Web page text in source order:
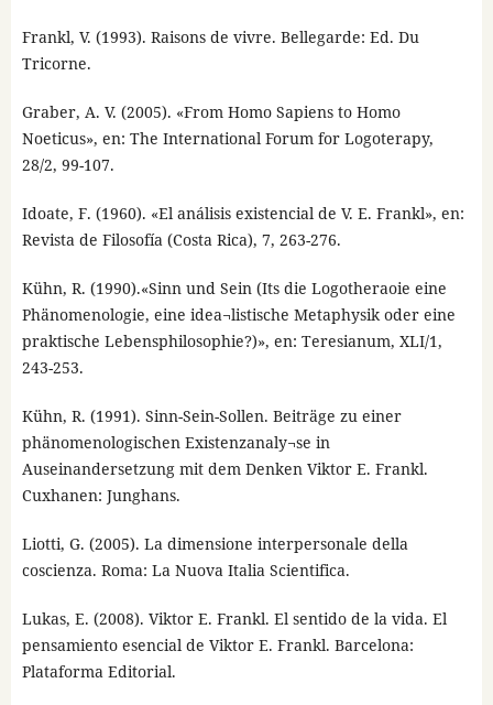
Frankl, V. (1993). Raisons de vivre. Bellegarde: Ed. Du
Tricorne.
Graber, A. V. (2005). «From Homo Sapiens to Homo
Noeticus», en: The International Forum for Logoterapy,
28/2, 99-107.
Idoate, F. (1960). «El análisis existencial de V. E. Frankl», en:
Revista de Filosofía (Costa Rica), 7, 263-276.
Kühn, R. (1990).«Sinn und Sein (Its die Logotheraoie eine
Phänomenologie, eine idea¬listische Metaphysik oder eine
praktische Lebensphilosophie?)», en: Teresianum, XLI/1,
243-253.
Kühn, R. (1991). Sinn-Sein-Sollen. Beiträge zu einer
phänomenologischen Existenzanaly¬se in
Auseinandersetzung mit dem Denken Viktor E. Frankl.
Cuxhanen: Junghans.
Liotti, G. (2005). La dimensione interpersonale della
coscienza. Roma: La Nuova Italia Scientifica.
Lukas, E. (2008). Viktor E. Frankl. El sentido de la vida. El
pensamiento esencial de Viktor E. Frankl. Barcelona:
Plataforma Editorial.